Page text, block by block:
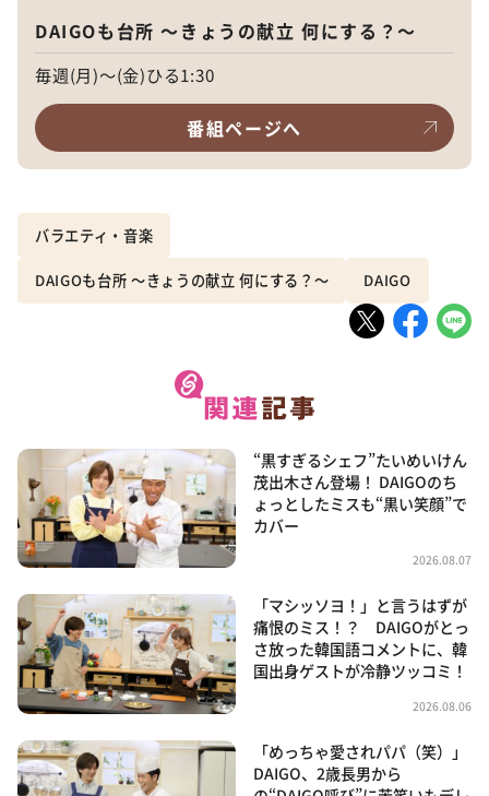
DAIGOも台所 ～きょうの献立 何にする？～
毎週(月)～(金)ひる1:30
番組ページへ
バラエティ・音楽
DAIGOも台所 ～きょうの献立 何にする？～ DAIGO
“黒すぎるシェフ”たいめいけん
茂出木さん登場！ DAIGOのち
ょっとしたミスも“黒い笑顔”で
カバー
2026.08.07
「マシッソヨ！」と言うはずが
痛恨のミス！？ DAIGOがとっ
さ放った韓国語コメントに、韓
国出身ゲストが冷静ツッコミ！
2026.08.06
「めっちゃ愛されパパ（笑）」
DAIGO、2歳長男から